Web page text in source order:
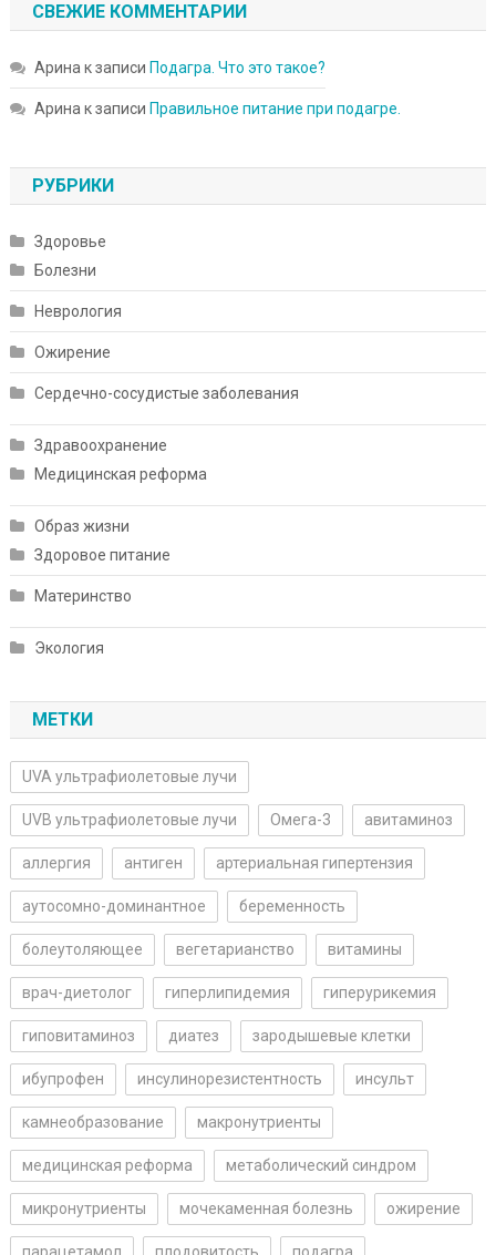
СВЕЖИЕ КОММЕНТАРИИ
Арина к записи Подагра. Что это такое?
Арина к записи Правильное питание при подагре.
РУБРИКИ
Здоровье
Болезни
Неврология
Ожирение
Сердечно-сосудистые заболевания
Здравоохранение
Медицинская реформа
Образ жизни
Здоровое питание
Материнство
Экология
МЕТКИ
UVA ультрафиолетовые лучи
UVB ультрафиолетовые лучи Омега-3 авитаминоз
аллергия антиген артериальная гипертензия
аутосомно-доминантное беременность
болеутоляющее вегетарианство витамины
врач-диетолог гиперлипидемия гиперурикемия
гиповитаминоз диатез зародышевые клетки
ибупрофен инсулинорезистентность инсульт
камнеобразование макронутриенты
медицинская реформа метаболический синдром
микронутриенты мочекаменная болезнь ожирение